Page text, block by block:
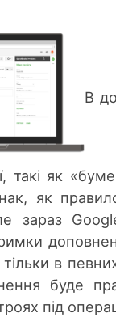
В
такі як
як
зараз
в
буде
під